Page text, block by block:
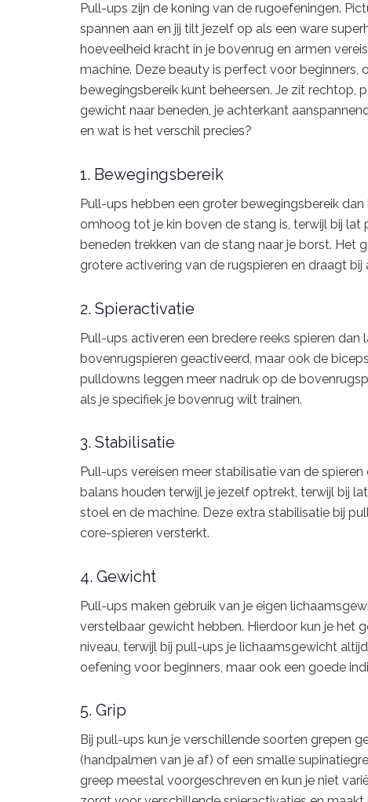
Pull-ups zijn de koning van de rugoefeningen.
spannen aan en jij tilt jezelf op als een ware
hoeveelheid kracht in je bovenrug en armen
machine. Deze beauty is perfect voor
bewegingsbereik kunt beheersen. Je zit
gewicht naar beneden, je achterkant
en wat is het verschil precies?
1. Bewegingsbereik
Pull-ups hebben een groter bewegingsbereik
omhoog tot je kin boven de stang is, terwijl bij
beneden trekken van de stang naar je borst. Het
grotere activering van de rugspieren en draagt
2. Spieractivatie
Pull-ups activeren een bredere reeks spieren
bovenrugspieren geactiveerd, maar ook de
pulldowns leggen meer nadruk op de
als je specifiek je bovenrug wilt trainen.
3. Stabilisatie
Pull-ups vereisen meer stabilisatie van de
balans houden terwijl je jezelf optrekt, terwijl bij
stoel en de machine. Deze extra stabilisatie bij
core-spieren versterkt.
4. Gewicht
Pull-ups maken gebruik van je eigen
verstelbaar gewicht hebben. Hierdoor kun je het
niveau, terwijl bij pull-ups je lichaamsgewicht
oefening voor beginners, maar ook een goede
5. Grip
Bij pull-ups kun je verschillende soorten grepen
(handpalmen van je af) of een smalle
greep meestal voorgeschreven en kun je niet